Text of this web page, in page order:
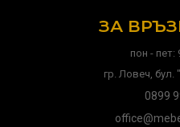
ЗА
пон - пет:
гр. Ловеч,
0899